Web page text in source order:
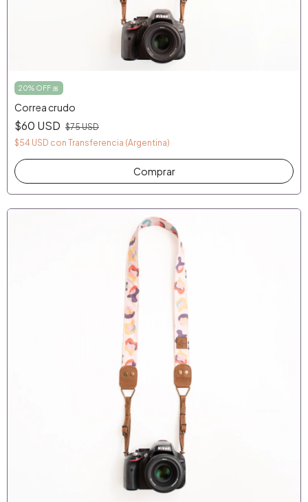
20% OFF 🎀
Correa crudo
$60 USD $75 USD
$54 USD con Transferencia (Argentina)